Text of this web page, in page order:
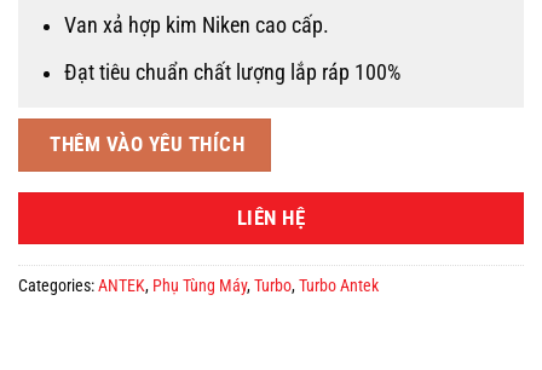
Van xả hợp kim Niken cao cấp.
Đạt tiêu chuẩn chất lượng lắp ráp 100%
THÊM VÀO YÊU THÍCH
LIÊN HỆ
Categories:ANTEK, Phụ Tùng Máy,Turbo,Turbo Antek